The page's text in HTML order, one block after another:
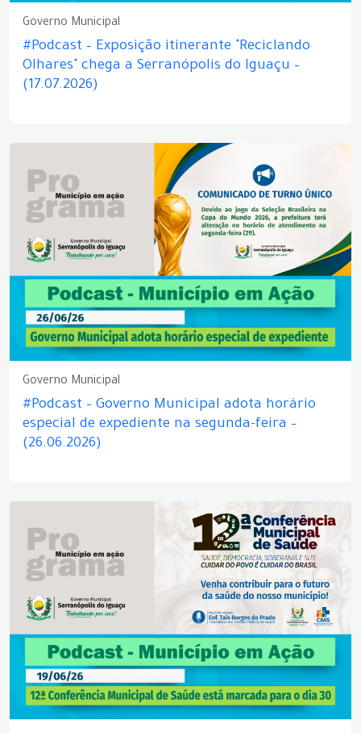
Governo Municipal
#Podcast – Exposição itinerante "Reciclando
Olhares" chega a Serranópolis do Iguaçu –
(17.07.2026)
Governo Municipal
#Podcast – Governo Municipal adota horário
especial de expediente na segunda-feira –
(26.06.2026)